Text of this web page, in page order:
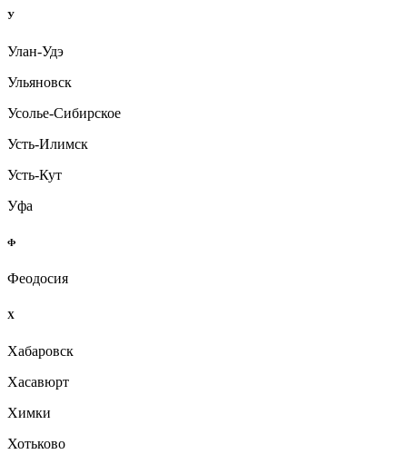
У
Улан-Удэ
Ульяновск
Усолье-Сибирское
Усть-Илимск
Усть-Кут
Уфа
Ф
Феодосия
Х
Хабаровск
Хасавюрт
Химки
Хотьково